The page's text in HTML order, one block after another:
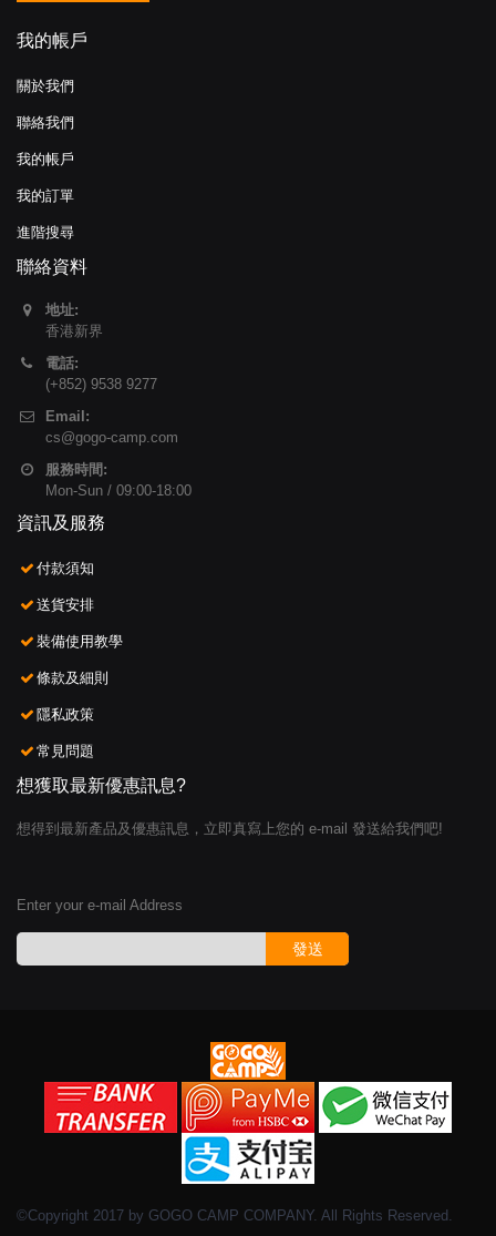
我的帳戶
關於我們
聯絡我們
我的帳戶
我的訂單
進階搜尋
聯絡資料
地址:
香港新界
電話:
(+852) 9538 9277
Email:
cs@gogo-camp.com
服務時間:
Mon-Sun / 09:00-18:00
資訊及服務
付款須知
送貨安排
裝備使用教學
條款及細則
隱私政策
常見問題
想獲取最新優惠訊息?
想得到最新產品及優惠訊息，立即真寫上您的 e-mail 發送給我們吧!
Enter your e-mail Address
發送
©Copyright 2017 by GOGO CAMP COMPANY. All Rights Reserved.